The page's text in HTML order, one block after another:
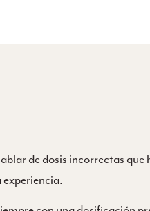
de dosis incorrectas